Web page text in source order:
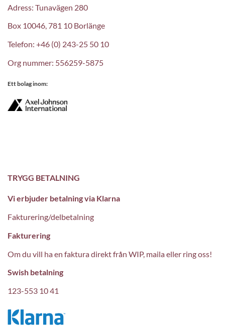
Adress: Tunavägen 280
Box 10046, 781 10 Borlänge
Telefon: +46 (0) 243-25 50 10
Org nummer: 556259-5875
Ett bolag inom:
TRYGG BETALNING
Vi erbjuder betalning via Klarna
Fakturering/delbetalning
Fakturering
Om du vill ha en faktura direkt från WIP, maila eller ring oss!
Swish betalning
123-553 10 41